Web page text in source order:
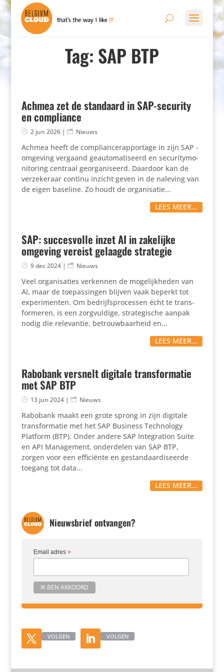
Tag: SAP BTP
Achmea zet de standaard in SAP-security
en compliance
2 jun 2026| Nieuws
Achmea heeft de compli­an­ce­rap­por­tage in zijn SAP -
omgeving vergaand geau­to­ma­ti­seerd en secu­ri­ty­mo­
ni­to­ring centraal geor­ga­ni­seerd. Daardoor kan de
verze­ke­raar continu inzicht geven in de naleving van
de eigen baseline. Zo houdt de orga­ni­satie...
LEES MEER...
SAP: succesvolle inzet AI in zakelijke
omgeving vereist gelaagde strategie
9 dec 2024| Nieuws
Veel orga­ni­sa­ties verkennen de moge­lijk­heden van
AI, maar de toepas­singen blijven vaak beperkt tot
expe­ri­menten. Om bedrijfs­pro­cessen écht te trans­
for­meren, is een zorg­vul­dige, stra­te­gi­sche aanpak
nodig die rele­vantie, betrouw­baar­heid en...
LEES MEER...
Rabobank versnelt digitale transformatie
met SAP BTP
13 jun 2024| Nieuws
Rabobank maakt een grote sprong in zijn digitale
trans­for­matie met het SAP Business Tech­no­logy
Platform (BTP). Onder andere SAP Inte­gra­tion Suite
en API Mana­ge­ment, onder­delen van SAP BTP,
zorgen voor een effi­ci­ënte en gestan­daar­di­seerde
toegang tot data...
LEES MEER...
Nieuwsbrief ontvangen?
Email adres *
VOLGEN VOLGEN